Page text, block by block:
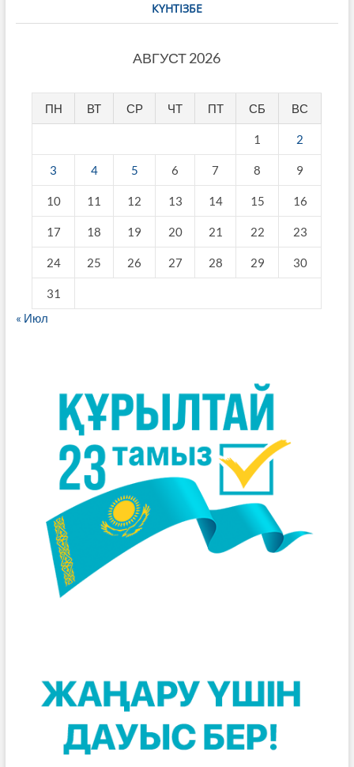
КҮНТІЗБЕ
АВГУСТ 2026
ПН ВТ СР ЧТ ПТ СБ ВС
1 2
3 4 5 6 7 8 9
10 11 12 13 14 15 16
17 18 19 20 21 22 23
24 25 26 27 28 29 30
31
« Июл